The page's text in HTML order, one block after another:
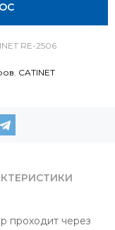
RE-2506
, CATINET
проходит через